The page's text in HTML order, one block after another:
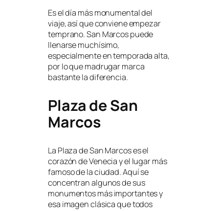
Es el día más monumental del
viaje, así que conviene empezar
temprano. San Marcos puede
llenarse muchísimo,
especialmente en temporada alta,
por lo que madrugar marca
bastante la diferencia.
Plaza de San
Marcos
La Plaza de San Marcos es el
corazón de Venecia y el lugar más
famoso de la ciudad. Aquí se
concentran algunos de sus
monumentos más importantes y
esa imagen clásica que todos